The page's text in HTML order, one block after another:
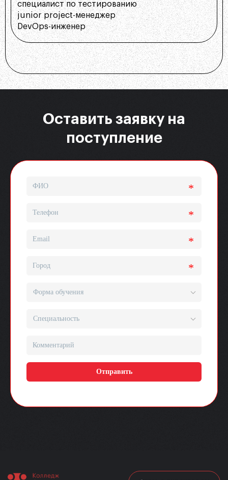
специалист по тестированию
junior project-менеджер
DevOps-инженер
Оставить заявку на
поступление